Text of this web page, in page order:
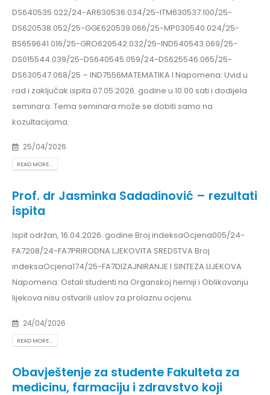
DS640535.022/24-AR630536.034/25-ITM630537.100/25-
DS620538.052/25-GGE620539.066/25-MP030540.024/25-
BS659641.016/25-GRO620542.032/25-IND540543.069/25-
DS015544.039/25-DS640545.059/24-DS625546.065/25-
DS630547.068/25 – IND7556MATEMATIKA I Napomena: Uvid u
rad i zaključak ispita 07.05.2026. godine u 10.00 sati i dodijela
seminara. Tema seminara može se dobiti samo na
kozultacijama.
25/04/2026
READ MORE...
Prof. dr Jasminka Sadadinović – rezultati
ispita
Ispit održan, 16.04.2026. godine Broj indeksaOcjena005/24-
FA7208/24-FA7PRIRODNA LJEKOVITA SREDSTVA Broj
indeksaOcjena174/25-FA7DIZAJNIRANJE I SINTEZA LIJEKOVA
Napomena: Ostali studenti na Organskoj hemiji i Oblikovanju
lijekova nisu ostvarili uslov za prolaznu ocjenu.
24/04/2026
READ MORE...
Obavještenje za studente Fakulteta za
medicinu, farmaciju i zdravstvo koji